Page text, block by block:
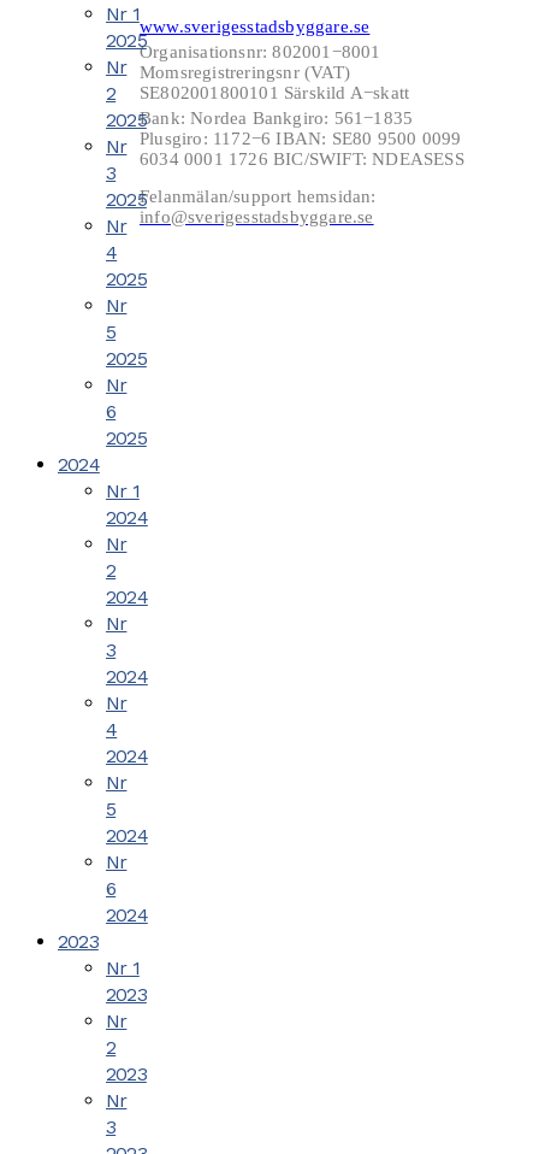
Nr 1
2025
Nr
2
2025
Nr
3
2025
Nr
4
2025
Nr
5
2025
Nr
6
2025
2024
Nr 1
2024
Nr
2
2024
Nr
3
2024
Nr
4
2024
Nr
5
2024
Nr
6
2024
2023
Nr 1
2023
Nr
2
2023
Nr
3
www.sverigesstadsbyggare.se
Organisationsnr: 802001−8001
Momsregistreringsnr (VAT)
SE802001800101 Särskild A−skatt
Bank: Nordea Bankgiro: 561−1835
Plusgiro: 1172−6 IBAN: SE80 9500 0099
6034 0001 1726 BIC/SWIFT: NDEASESS
Felanmälan/support hemsidan:
info@sverigesstadsbyggare.se